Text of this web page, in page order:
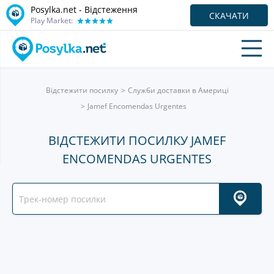
Posylka.net - Відстеження
Play Market: СКАЧАТИ
Відстежити посилку
Служби доставки в Америці
Jamef Encomendas Urgentes
ВІДСТЕЖИТИ ПОСИЛКУ JAMEF
ENCOMENDAS URGENTES